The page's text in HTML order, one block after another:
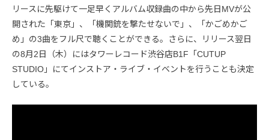
リースに先駆けて一足早くアルバム収録曲の中から先日MVが公
開された「東京」、「機関銃を撃たせないで」、「かごめかご
め」の3曲をフル尺で聴くことができる。さらに、リリース翌日
の8月2日（木）にはタワーレコード渋谷店B1F「CUTUP
STUDIO」にてインストア・ライブ・イベントを行うことも決定
している。